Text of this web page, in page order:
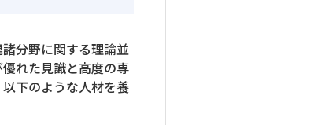
分野に関する理論並
れた見識と高度の専
下のような人材を養